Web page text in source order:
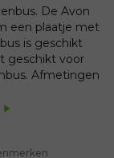
De Avon
een plaatje met
is geschikt
geschikt voor
Afmetingen
play_arrow